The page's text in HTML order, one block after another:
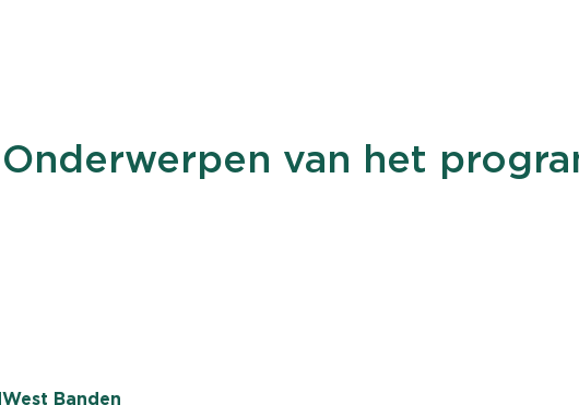
Onderwerpen van het
Banden